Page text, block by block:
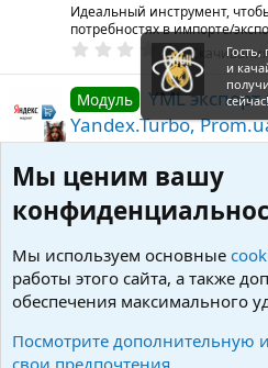
Идеальный инструмент,
потребностях в импорте/
0
.
0
0
з
в
ё
д
Модуль
YML
Yandex.Turbo,
NULLED
iTnull
OpenCart модули
Формирует YML-файл для
0
.
0
з
в
ё
д
Скачивания
Модуль
Диспетчер
ocStorev2.0
iTnull
OpenCart модули
Предназначен для
количества поставщиков,
Гость,
и
сейчас!
Мы ценим вашу
Мы используем основные
работы этого сайта, а также
обеспечения максимального
Посмотрите дополнительную
свои предпочтения